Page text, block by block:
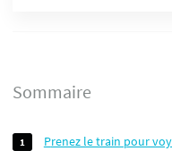
Sommaire
prenez le train pour